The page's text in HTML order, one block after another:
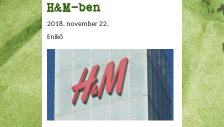
H&M-ben
2018. november 22.
Enikő